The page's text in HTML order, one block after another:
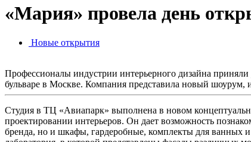
«Мария» провела день
Новые открытия
Профессионалы индустрии интерьерного дизайна
бульваре в Москве. Компания представила новый
Студия в ТЦ «Авиапарк» выполнена в новом
проектировании интерьеров. Он дает возможность
бренда, но и шкафы, гардеробные, комплекты для ванных